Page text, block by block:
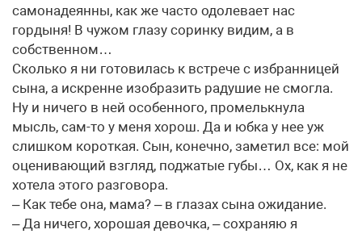
самонадеянны, как же часто одолевает нас
гордыня! В чужом глазу соринку видим, а в
собственном…
Сколько я ни готовилась к встрече с избранницей
сына, а искренне изобразить радушие не смогла.
Ну и ничего в ней особенного, промелькнула
мысль, сам-то у меня хорош. Да и юбка у нее уж
слишком короткая. Сын, конечно, заметил все: мой
оценивающий взгляд, поджатые губы… Ох, как я не
хотела этого разговора.
– Как тебе она, мама? – в глазах сына ожидание.
– Да ничего, хорошая девочка, – сохраняю я